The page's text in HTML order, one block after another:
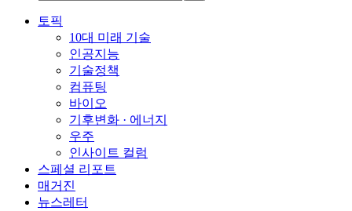
토픽
10대 미래 기술
인공지능
기술정책
컴퓨팅
바이오
기후변화 · 에너지
우주
인사이트 컬럼
스페셜 리포트
매거진
뉴스레터